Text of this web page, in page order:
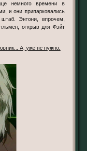
немного времени в
и они припарковались
штаб. Энтони, впрочем,
открыв для Фэйт
А, уже не нужно.